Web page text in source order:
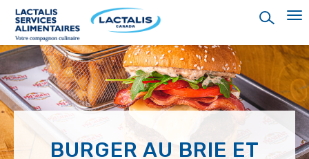
main
content
BURGER AU BRIE ET